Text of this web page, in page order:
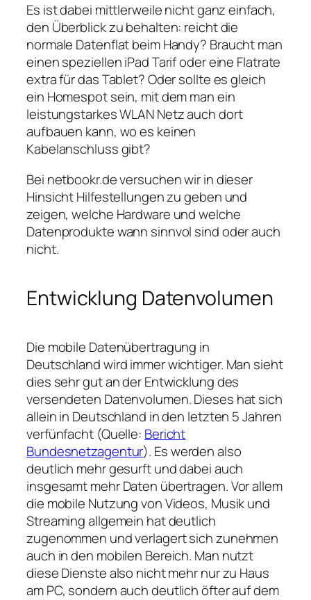
Es ist dabei mittlerweile nicht ganz einfach,
den Überblick zu behalten: reicht die
normale Datenflat beim Handy? Braucht man
einen speziellen iPad Tarif oder eine Flatrate
extra für das Tablet? Oder sollte es gleich
ein Homespot sein, mit dem man ein
leistungstarkes WLAN Netz auch dort
aufbauen kann, wo es keinen
Kabelanschluss gibt?
Bei netbookr.de versuchen wir in dieser
Hinsicht Hilfestellungen zu geben und
zeigen, welche Hardware und welche
Datenprodukte wann sinnvol sind oder auch
nicht.
Entwicklung Datenvolumen
Die mobile Datenübertragung in
Deutschland wird immer wichtiger. Man sieht
dies sehr gut an der Entwicklung des
versendeten Datenvolumen. Dieses hat sich
allein in Deutschland in den letzten 5 Jahren
verfünfacht (Quelle: Bericht
Bundesnetzagentur). Es werden also
deutlich mehr gesurft und dabei auch
insgesamt mehr Daten übertragen. Vor allem
die mobile Nutzung von Videos, Musik und
Streaming allgemein hat deutlich
zugenommen und verlagert sich zunehmen
auch in den mobilen Bereich. Man nutzt
diese Dienste also nicht mehr nur zu Haus
am PC, sondern auch deutlich öfter auf dem